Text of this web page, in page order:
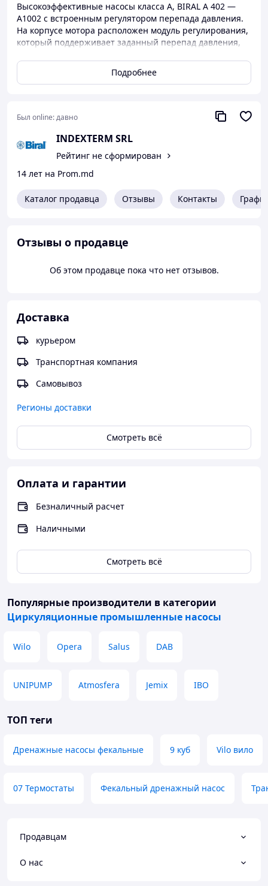
Высокоэффективные насосы класса А, BIRAL A 402 —
A1002 с встроенным регулятором перепада давления.
На корпусе мотора расположен модуль регулирования,
который поддерживает заданный перепад давления,
В зависимости от вида регулирования, перепад
давления из- меняется по различным критериям. При
системы, что особенно проявляется при наличии в
Подробнее
Был online:давно
INDEXTERM SRL
Рейтинг не сформирован
14 лет на Prom.md
Каталог продавца Отзывы Контакты
Отзывы о продавце
Об этом продавце пока что нет отзывов.
Доставка
курьером
Транспортная компания
Самовывоз
Регионы доставки
Смотреть всё
Оплата и гарантии
Безналичный расчет
Наличными
Смотреть всё
Популярные производители в категории
Циркуляционные промышленные насосы
Wilo Opera Salus DAB
UNIPUMP Atmosfera Jemix IBO
ТОП теги
Дренажные насосы фекальные 9 куб Vilo вило
07 Термостаты Фекальный дренажный насос
Продавцам
О нас